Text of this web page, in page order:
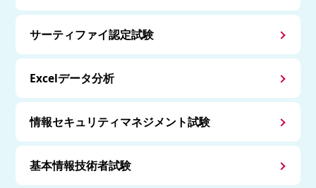
サーティファイ認定試験
Excelデータ分析
情報セキュリティマネジメント試験
基本情報技術者試験